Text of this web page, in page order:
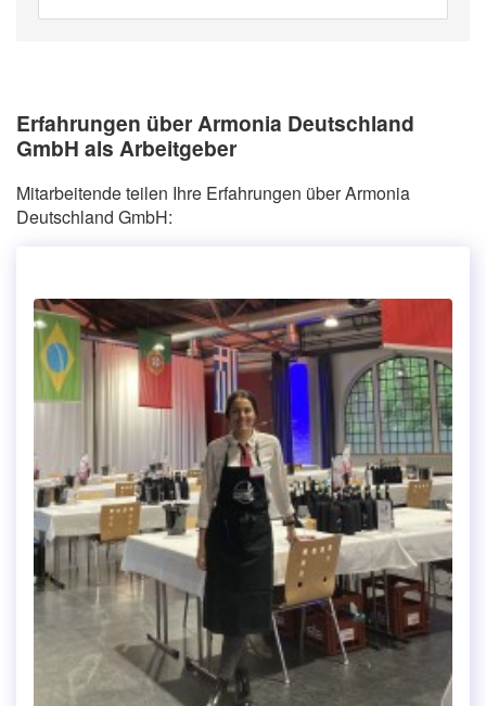
Erfahrungen über Armonia Deutschland
GmbH als Arbeitgeber
Mitarbeitende teilen Ihre Erfahrungen über Armonia
Deutschland GmbH: